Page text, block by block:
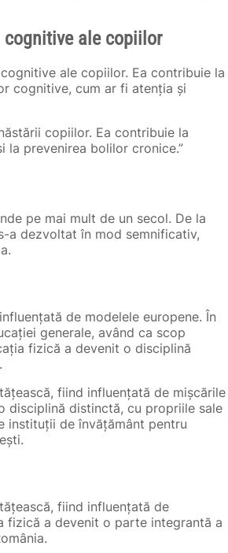
ale copiilor
ale copiilor. Ea contribuie la
cognitive, cum ar fi atenția și
copiilor. Ea contribuie la
prevenirea bolilor cronice.”
pe mai mult de un secol. De la
a dezvoltat în mod semnificativ,
de modelele europene. În
generale, având ca scop
fizică a devenit o disciplină
fiind influențată de mișcările
disciplină distinctă, cu propriile sale
instituții de învățământ pentru
fiind influențată de
fizică a devenit o parte integrantă a